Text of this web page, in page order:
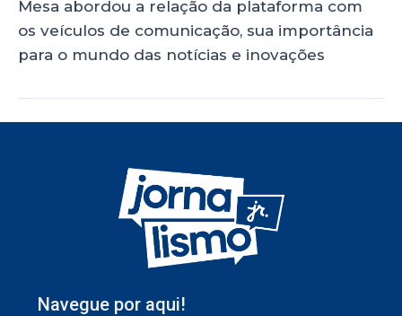
Mesa abordou a relação da plataforma com
os veículos de comunicação, sua importância
para o mundo das notícias e inovações
Navegue por aqui!